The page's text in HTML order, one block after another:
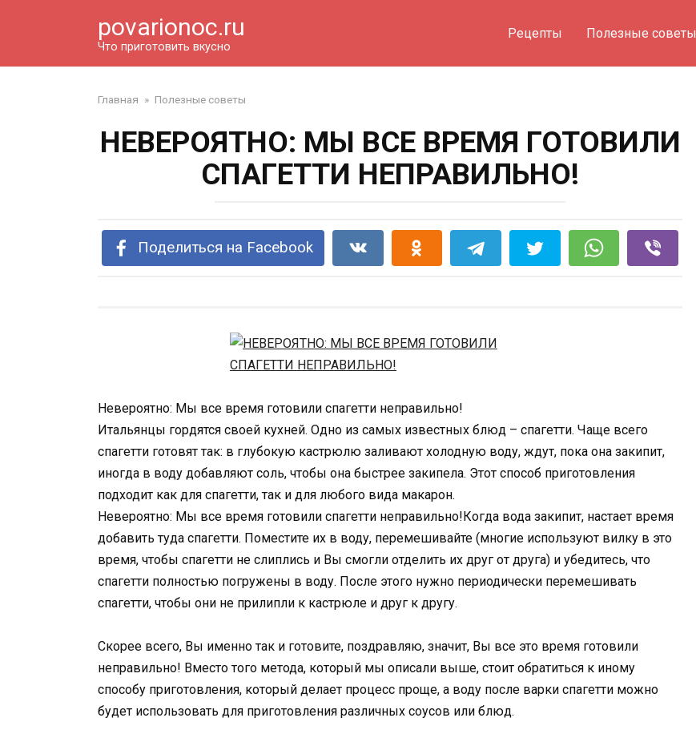
povarionoc.ru
Что приготовить вкусно
Рецепты Полезные советы
Главная » Полезные советы
НЕВЕРОЯТНО: МЫ ВСЕ ВРЕМЯ ГОТОВИЛИ
СПАГЕТТИ НЕПРАВИЛЬНО!
Поделиться на Facebook
Невероятно: Мы все время готовили спагетти неправильно!
Итальянцы гордятся своей кухней. Одно из самых известных блюд – спагетти. Чаще всего
спагетти готовят так: в глубокую кастрюлю заливают холодную воду, ждут, пока она закипит,
иногда в воду добавляют соль, чтобы она быстрее закипела. Этот способ приготовления
подходит как для спагетти, так и для любого вида макарон.
Невероятно: Мы все время готовили спагетти неправильно!Когда вода закипит, настает время
добавить туда спагетти. Поместите их в воду, перемешивайте (многие используют вилку в это
время, чтобы спагетти не слиплись и Вы смогли отделить их друг от друга) и убедитесь, что
спагетти полностью погружены в воду. После этого нужно периодически перемешивать
спагетти, чтобы они не прилипли к кастрюле и друг к другу.
Скорее всего, Вы именно так и готовите, поздравляю, значит, Вы все это время готовили
неправильно! Вместо того метода, который мы описали выше, стоит обратиться к иному
способу приготовления, который делает процесс проще, а воду после варки спагетти можно
будет использовать для приготовления различных соусов или блюд.